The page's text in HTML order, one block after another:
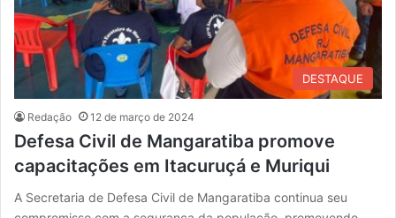
DESTAQUE
Redação 12 de março de 2024
Defesa Civil de Mangaratiba promove
capacitações em Itacuruçá e Muriqui
A Secretaria de Defesa Civil de Mangaratiba continua seu